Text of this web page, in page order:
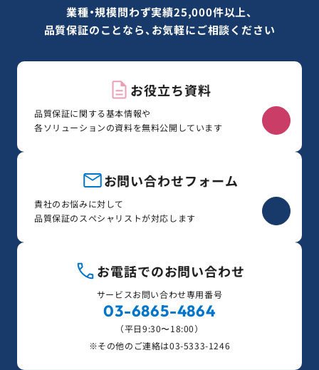
業種・規模問わず実績25,000件以上、
品質保証のことなら、お気軽にご相談ください
お役立ち資料
品質保証に関する基本情報や
各ソリューションの資料を無料公開しています
お問い合わせフォーム
貴社のお悩みに対して
品質保証のスペシャリストが対応します
お電話でのお問い合わせ
サービスお問い合わせ専用番号
03-6865-4864
（平日9:30〜18:00）
※その他のご連絡は03-5333-1246